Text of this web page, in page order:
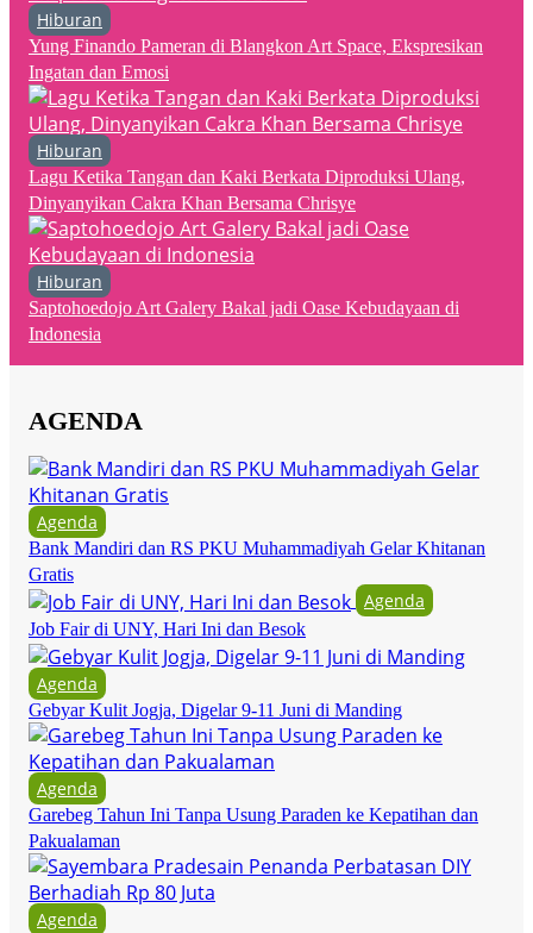
Hiburan
Yung Finando Pameran di Blangkon Art Space, Ekspresikan
Ingatan dan Emosi
Hiburan
Lagu Ketika Tangan dan Kaki Berkata Diproduksi Ulang,
Dinyanyikan Cakra Khan Bersama Chrisye
Hiburan
Saptohoedojo Art Galery Bakal jadi Oase Kebudayaan di
Indonesia
AGENDA
Agenda
Bank Mandiri dan RS PKU Muhammadiyah Gelar Khitanan
Gratis
Agenda
Job Fair di UNY, Hari Ini dan Besok
Agenda
Gebyar Kulit Jogja, Digelar 9-11 Juni di Manding
Agenda
Garebeg Tahun Ini Tanpa Usung Paraden ke Kepatihan dan
Pakualaman
Agenda